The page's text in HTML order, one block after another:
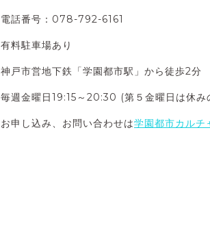
電話番号：078-792-6161
有料駐車場あり
神戸市営地下鉄「学園都市駅」から徒歩2分
毎週金曜日19:15～20:30 (第５金曜日は休み
お申し込み、お問い合わせは学園都市カルチ